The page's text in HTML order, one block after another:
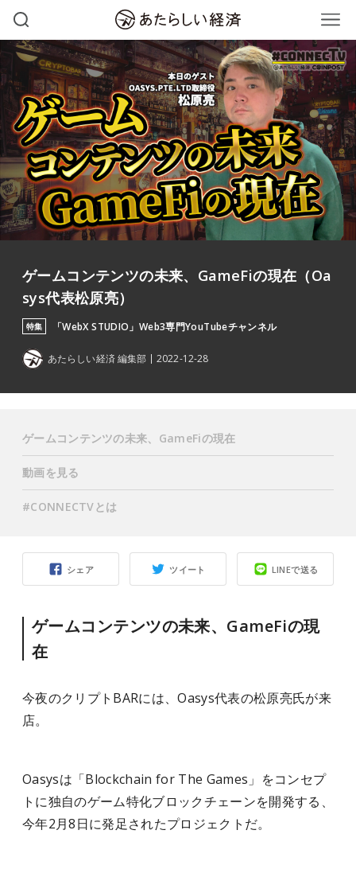
ゲームコンテンツの未来、GameFiの現在（Oa
sys代表松原亮）
特集 「WebX STUDIO」Web3専門YouTubeチャンネル
あたらしい経済 編集部 2022-12-28
シェア ツイート LINEで送る
ゲームコンテンツの未来、GameFiの現
在
今夜のクリプトBARには、Oasys代表の松原亮氏が来
店。
Oasysは「Blockchain for The Games」をコンセプ
トに独自のゲーム特化ブロックチェーンを開発する、
今年2月8日に発足されたプロジェクトだ。
ゲームコンテンツの未来、GameFiの現在
動画を見る
#CONNECTVとは